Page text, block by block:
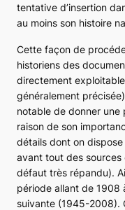
tentative d’insertion
au moins son histoire
Cette façon de
historiens des
directement
généralement
notable de donner une
raison de son
détails dont on dispose
avant tout des sources
défaut très répandu).
période allant de 1908
suivante (1945-2008).